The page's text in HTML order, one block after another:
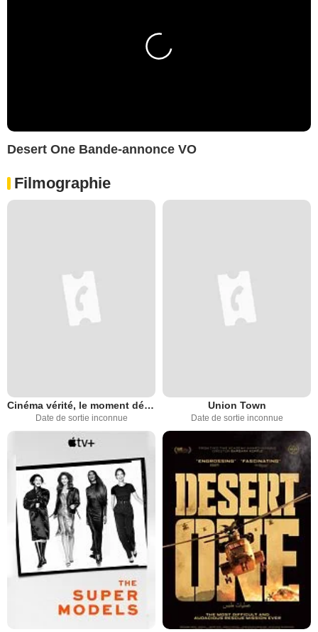
Desert One Bande-annonce VO
Filmographie
Cinéma vérité, le moment décisif
Date de sortie inconnue
Union Town
Date de sortie inconnue